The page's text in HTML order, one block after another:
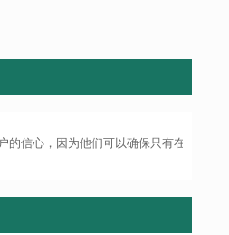
信心，因为他们可以确保只有在目标人